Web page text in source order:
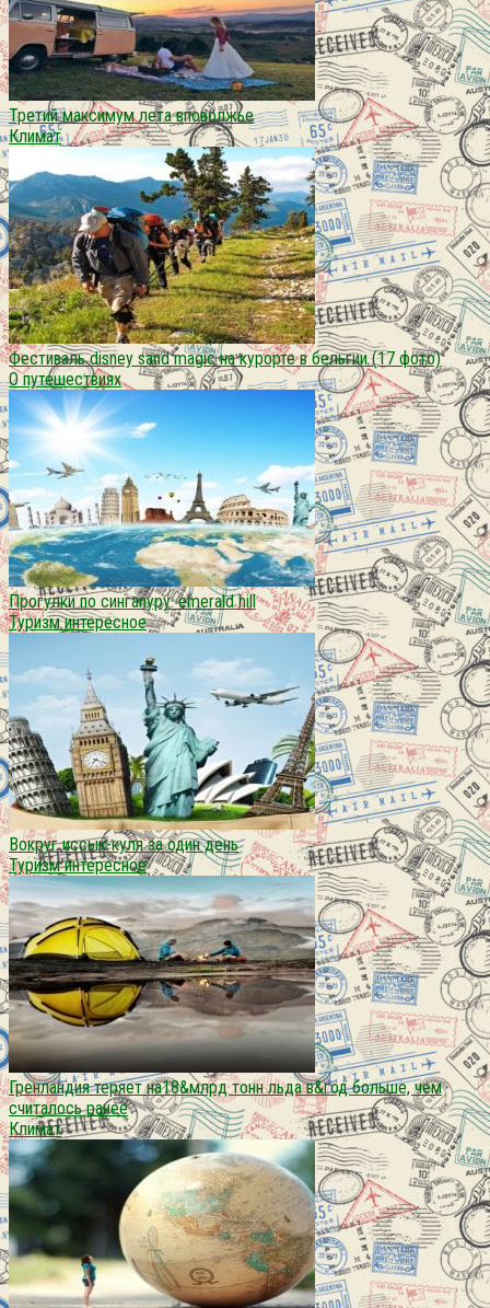
Третий максимум лета вповолжье
Климат
Фестиваль disney sand magic на курорте в бельгии (17 фото)
О путешествиях
Прогулки по сингапуру: emerald hill
Туризм интересное
Вокруг иссык-куля за один день
Туризм интересное
Гренландия теряет на18&млрд тонн льда в&год больше, чем
считалось ранее
Климат